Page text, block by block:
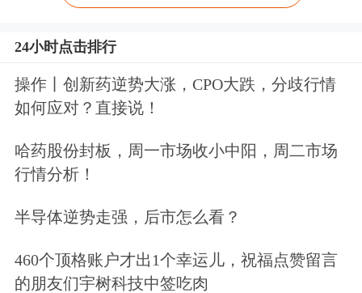
文章来源：新华社
24小时点击排行
操作丨创新药逆势大涨，CPO大跌，分歧行情
如何应对？直接说！
哈药股份封板，周一市场收小中阳，周二市场
行情分析！
半导体逆势走强，后市怎么看？
460个顶格账户才出1个幸运儿，祝福点赞留言
的朋友们宇树科技中签吃肉